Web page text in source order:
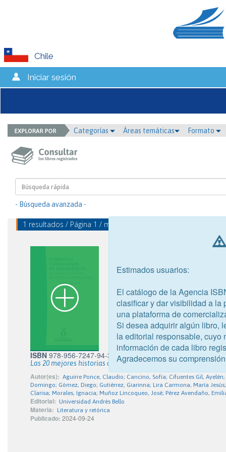
Chile
Iniciar sesión
Categorías Áreas temáticas Formato
- Búsqueda avanzada -
1 resultados / Página 1 / mostrando 1 - 1
ISBN 978-956-7247-94-3
Las 20 mejores historias del III Concurso de cuentos para
Autor(es): Aguirre Ponce, Claudio; Cancino, Sofía; Cifuentes Gil,
Domingo; Gómez, Diego; Gutiérrez, Giarinna; Lira Carmona, María
Clarisa; Morales, Ignacia; Muñoz Lincoqueo, José; Pérez Avendaño,
Editorial: Universidad Andrés Bello
Materia: Literatura y retórica
Publicado: 2024-09-24
Estimados usuarios:
El catálogo de la Agencia
clasificar y dar visibilidad a la
una plataforma de
Si desea adquirir algún libro,
la editorial responsable, cuyo
información de cada libro
Agradecemos su